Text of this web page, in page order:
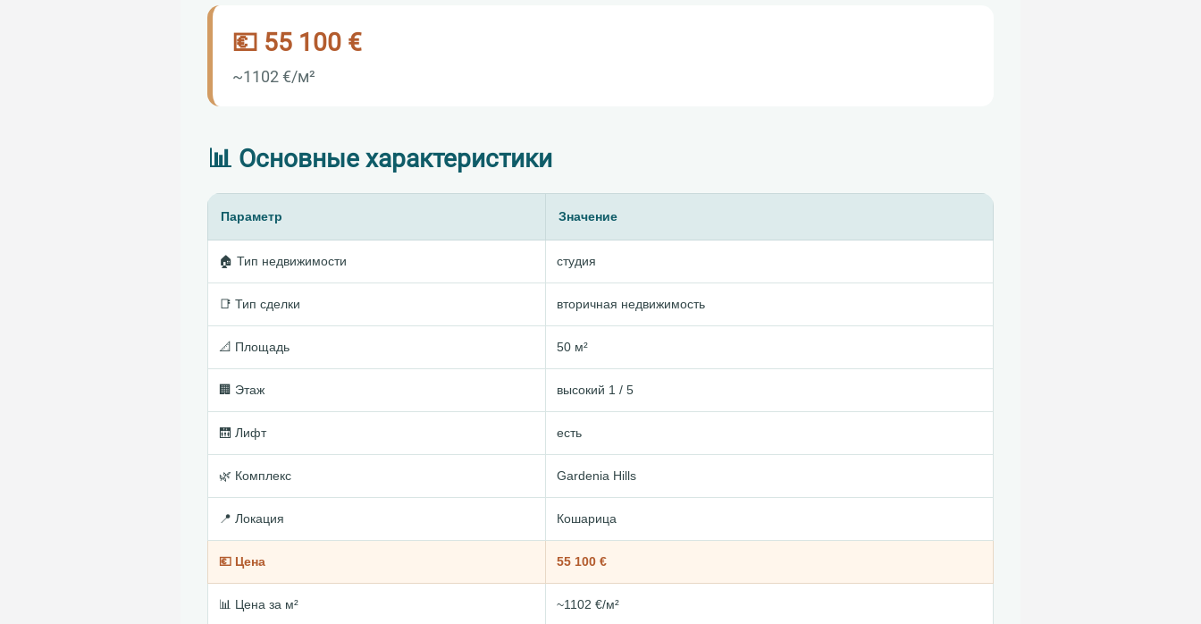
💶 55 100 €
~1102 €/м²
📊 Основные характеристики
Параметр Значение
🏠 Тип недвижимости студия
📑 Тип сделки вторичная недвижимость
📐 Площадь 50 м²
🏢 Этаж высокий 1 / 5
🛗 Лифт есть
🌿 Комплекс Gardenia Hills
📍 Локация Кошарица
💶 Цена 55 100 €
📊 Цена за м² ~1102 €/м²